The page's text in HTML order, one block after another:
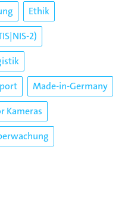
Ethik
2)
Made-in-Germany
Kameras